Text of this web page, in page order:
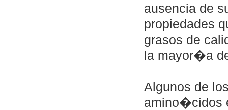
ausencia de
propiedades
grasos de
la mayor�a
Algunos de
amino�cidos